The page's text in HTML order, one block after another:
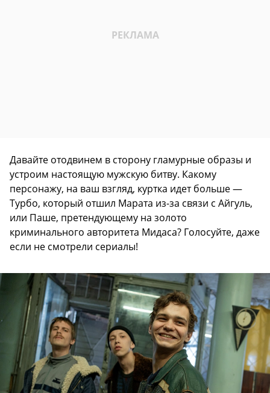
Давайте отодвинем в сторону гламурные образы и
устроим настоящую мужскую битву. Какому
персонажу, на ваш взгляд, куртка идет больше —
Турбо, который отшил Марата из-за связи с Айгуль,
или Паше, претендующему на золото
криминального авторитета Мидаса? Голосуйте, даже
если не смотрели сериалы!